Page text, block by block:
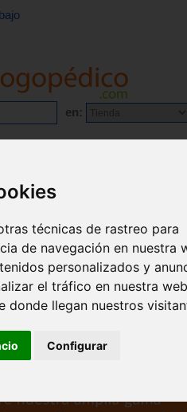
técnicas de rastreo para
de navegación en nuestra
personalizados y
el tráfico en nuestra
donde llegan nuestros
Configurar
en: